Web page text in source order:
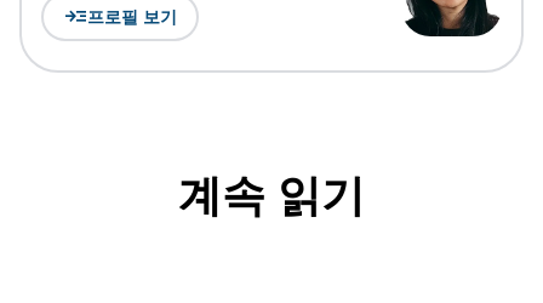
read_more프로필 보기
계속 읽기